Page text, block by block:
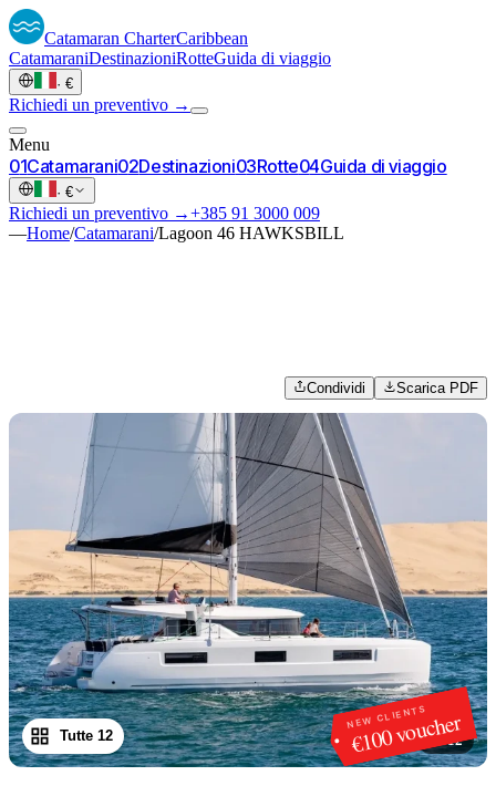
Catamaran CharterCaribbean
CatamaraniDestinazioniRotteGuida di viaggio
· €
Richiedi un preventivo →
Menu
01Catamarani02Destinazioni03Rotte04Guida di viaggio
· €
Richiedi un preventivo →+385 91 3000 009
—Home/Catamarani/Lagoon 46 HAWKSBILL
Condividi Scarica PDF
NEW CLIENTS
€100 voucher
1/12
Tutte 12